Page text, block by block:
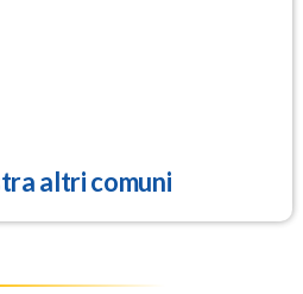
altri comuni